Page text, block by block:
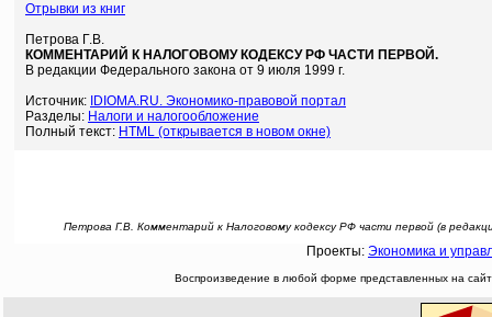
Отрывки из книг
Петрова Г.В.
КОММЕНТАРИЙ К НАЛОГОВОМУ КОДЕКСУ РФ ЧАСТИ ПЕРВОЙ.
В редакции Федерального закона от 9 июля 1999 г.
Источник: IDIOMA.RU. Экономико-правовой портал
Разделы: Налоги и налогообложение
Полный текст: HTML (открывается в новом окне)
Петрова Г.В. Комментарий к Налоговому кодексу РФ части первой (в
Проекты: Экономика и
Воспроизведение в любой форме представленных на